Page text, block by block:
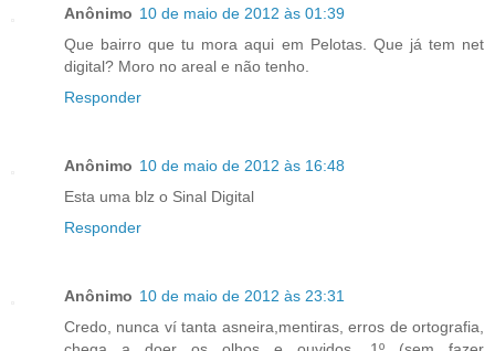
Anônimo 10 de maio de 2012 às 01:39
Que bairro que tu mora aqui em Pelotas. Que já tem net
digital? Moro no areal e não tenho.
Responder
Anônimo 10 de maio de 2012 às 16:48
Esta uma blz o Sinal Digital
Responder
Anônimo 10 de maio de 2012 às 23:31
Credo, nunca ví tanta asneira,mentiras, erros de ortografia,